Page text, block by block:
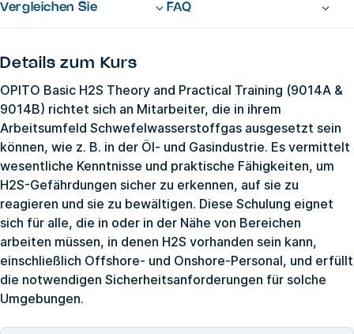
Vergleichen Sie
FAQ
Details zum Kurs
OPITO Basic H2S Theory and Practical Training (9014A &
9014B) richtet sich an Mitarbeiter, die in ihrem
Arbeitsumfeld Schwefelwasserstoffgas ausgesetzt sein
können, wie z. B. in der Öl- und Gasindustrie. Es vermittelt
wesentliche Kenntnisse und praktische Fähigkeiten, um
H2S-Gefährdungen sicher zu erkennen, auf sie zu
reagieren und sie zu bewältigen. Diese Schulung eignet
sich für alle, die in oder in der Nähe von Bereichen
arbeiten müssen, in denen H2S vorhanden sein kann,
einschließlich Offshore- und Onshore-Personal, und erfüllt
die notwendigen Sicherheitsanforderungen für solche
Umgebungen.